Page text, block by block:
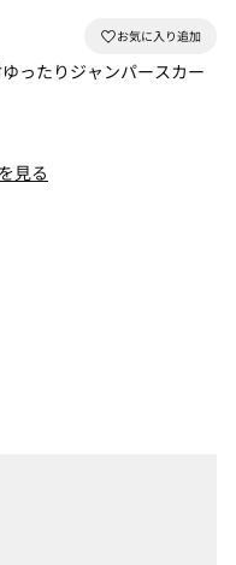
ったりジャンパースカー
見る